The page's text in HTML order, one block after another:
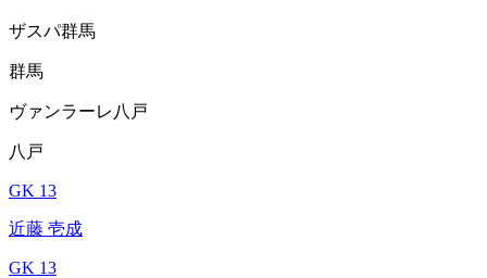
ザスパ群馬
群馬
ヴァンラーレ八戸
八戸
GK 13
近藤 壱成
GK 13